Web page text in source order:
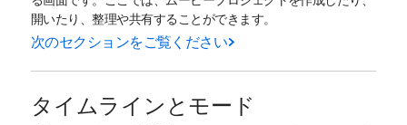
開いたり、整理や共有することができます。
次のセクションをご覧ください
タイムラインとモード